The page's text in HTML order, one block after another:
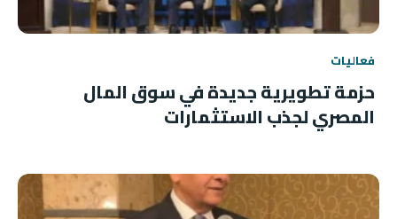
فعاليات
حزمة تطويرية جديدة في سوق المال
المصري لجذب الاستثمارات